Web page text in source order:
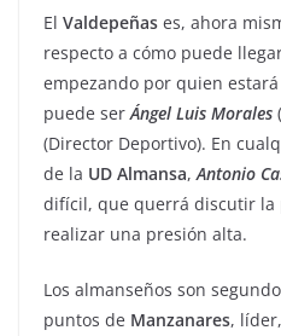
El Valdepeñas es, ahora
respecto a cómo puede
empezando por quien
puede serÁngel Luis Morales
(Director Deportivo). En
de la UD Almansa,Antonio
difícil, que querrá discutir la
realizar una presión alta.
Los almanseños son
puntos de Manzanares,